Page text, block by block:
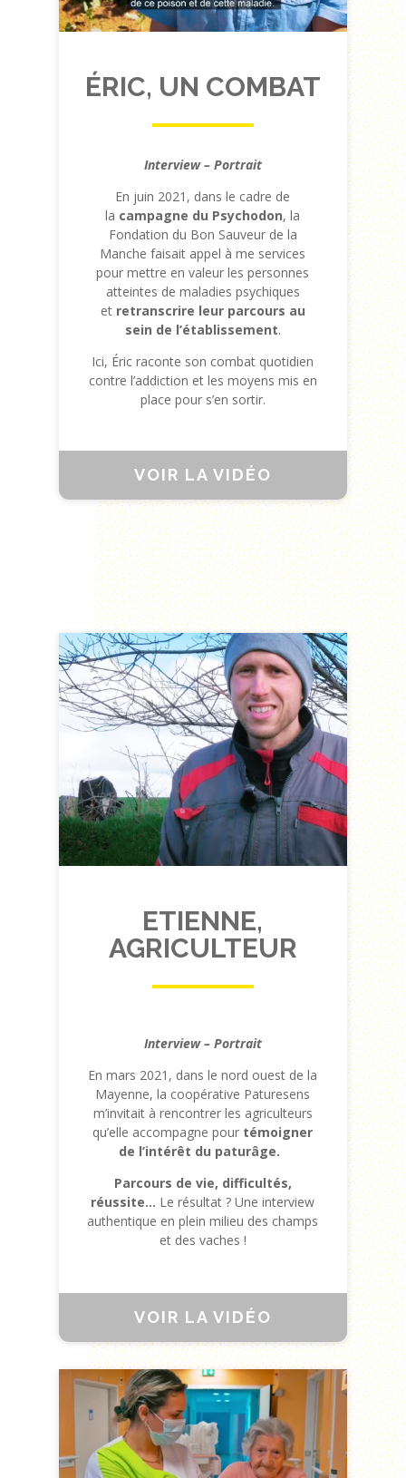
ÉRIC, UN COMBAT
Interview – Portrait
En juin 2021, dans le cadre de
la campagne du Psychodon, la
Fondation du Bon Sauveur de la
Manche faisait appel à me services
pour mettre en valeur les personnes
atteintes de maladies psychiques
et retranscrire leur parcours au
sein de l’établissement.
Ici, Éric raconte son combat quotidien
contre l’addiction et les moyens mis en
place pour s’en sortir.
VOIR LA VIDÉO
ETIENNE,
AGRICULTEUR
Interview – Portrait
En mars 2021, dans le nord ouest de la
Mayenne, la coopérative Paturesens
m’invitait à rencontrer les agriculteurs
qu’elle accompagne pour témoigner
de l’intérêt du paturâge.
Parcours de vie, difficultés,
réussite… Le résultat ? Une interview
authentique en plein milieu des champs
et des vaches !
VOIR LA VIDÉO